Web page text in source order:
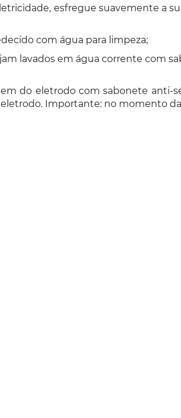
esfregue suavemente a
com água para limpeza;
lavados em água corrente com
do eletrodo com sabonete anti-
Importante: no momento